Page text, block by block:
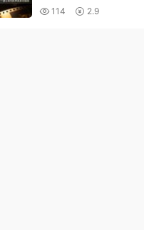
提示词全教学，一键生成
114 2.9